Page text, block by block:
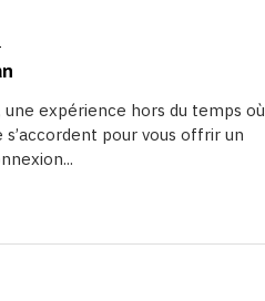
une expérience hors du temps où
pour vous offrir un